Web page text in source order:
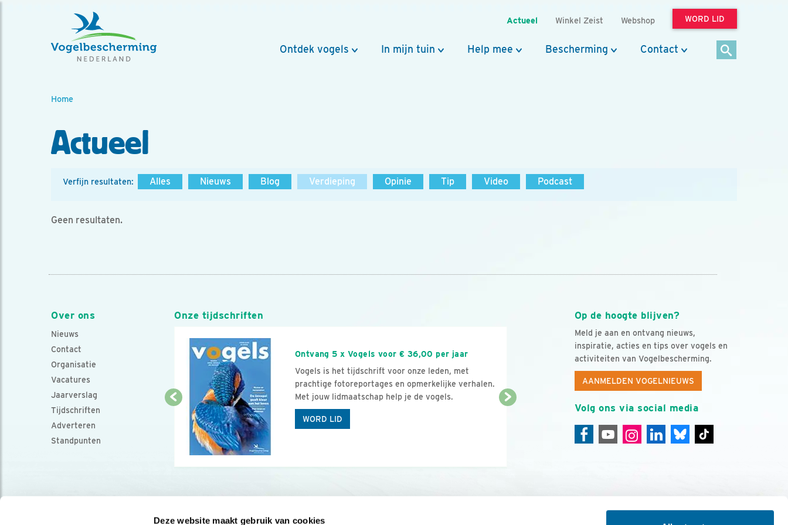
Deze website maakt gebruik van cookies
Actueel Winkel Zeist Webshop WORD LID
Ontdek vogels In mijn tuin Help mee Bescherming Contact
Home
Actueel
Verfijn resultaten: Alles Nieuws Blog Verdieping Opinie Tip Video Podcast
Geen resultaten.
Over ons
Nieuws
Contact
Organisatie
Vacatures
Jaarverslag
Tijdschriften
Adverteren
Standpunten
Op de hoogte blijven?
Meld je aan en ontvang nieuws,
inspiratie, acties en tips over vogels en
activiteiten van Vogelbescherming.
AANMELDEN VOGELNIEUWS
Volg ons via social media
Onze tijdschriften
Ontvang 5 x Vogels voor € 36,00 per jaar
Vogels is het tijdschrift voor onze leden, met
prachtige fotoreportages en opmerkelijke verhalen.
Met jouw lidmaatschap help je de vogels.
WORD LID